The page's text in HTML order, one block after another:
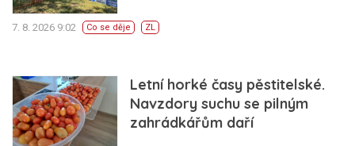
7. 8. 2026 9:02 Co se děje ZL
Letní horké časy pěstitelské.
Navzdory suchu se pilným
zahrádkářům daří